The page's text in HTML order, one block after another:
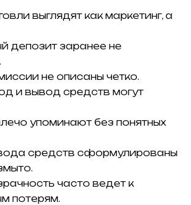
выглядят как маркетинг, а
депозит заранее не
не описаны четко.
и вывод средств могут
упоминают без понятных
средств сформулированы
часто ведет к
потерям.